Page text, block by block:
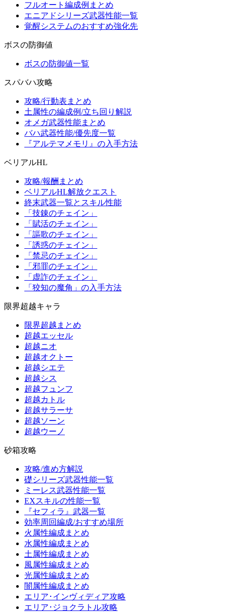
フルオート編成例まとめ
エニアドシリーズ武器性能一覧
覚醒システムのおすすめ強化先
ボスの防御値
ボスの防御値一覧
スパバハ攻略
攻略/行動表まとめ
土属性の編成例/立ち回り解説
オメガ武器性能まとめ
バハ武器性能/優先度一覧
『アルテマメモリ』の入手方法
ベリアルHL
攻略/報酬まとめ
ベリアルHL解放クエスト
終末武器一覧とスキル性能
「技錬のチェイン」
「賦活のチェイン」
「謳歌のチェイン」
「誘惑のチェイン」
「禁忌のチェイン」
「邪罪のチェイン」
「虚詐のチェイン」
「狡知の魔角」の入手方法
限界超越キャラ
限界超越まとめ
超越エッセル
超越ニオ
超越オクトー
超越シエテ
超越シス
超越フュンフ
超越カトル
超越サラーサ
超越ソーン
超越ウーノ
砂箱攻略
攻略/進め方解説
礎シリーズ武器性能一覧
ミーレス武器性能一覧
EXスキルの性能一覧
『セフィラ』武器一覧
効率周回編成/おすすめ場所
火属性編成まとめ
水属性編成まとめ
土属性編成まとめ
風属性編成まとめ
光属性編成まとめ
闇属性編成まとめ
エリア･インヴィディア攻略
エリア･ジョクラトル攻略